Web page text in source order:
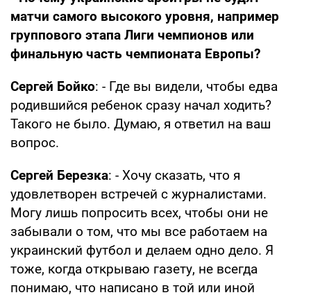
матчи самого высокого уровня, например
группового этапа Лиги чемпионов или
финальную часть чемпионата Европы?
Сергей Бойко: - Где вы видели, чтобы едва
родившийся ребенок сразу начал ходить?
Такого не было. Думаю, я ответил на ваш
вопрос.
Сергей Березка: - Хочу сказать, что я
удовлетворен встречей с журналистами.
Могу лишь попросить всех, чтобы они не
забывали о том, что мы все работаем на
украинский футбол и делаем одно дело. Я
тоже, когда открываю газету, не всегда
понимаю, что написано в той или иной